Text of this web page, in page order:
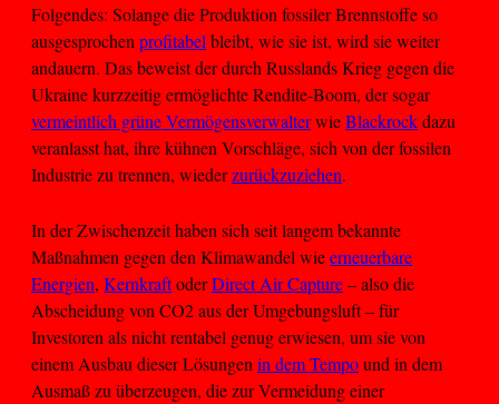
Folgendes: Solange die Produktion fossiler Brennstoffe so
ausgesprochen profitabel bleibt, wie sie ist, wird sie weiter
andauern. Das beweist der durch Russlands Krieg gegen die
Ukraine kurzzeitig ermöglichte Rendite-Boom, der sogar
vermeintlich grüne VermögensverwalterwieBlackrockdazu
veranlasst hat, ihre kühnen Vorschläge, sich von der fossilen
Industrie zu trennen, wiederzurückzuziehen.
In der Zwischenzeit haben sich seit langem bekannte
Maßnahmen gegen den Klimawandel wieerneuerbare
Energien, KernkraftoderDirect Air Capture– also die
Abscheidung von CO2 aus der Umgebungsluft – für
Investoren als nicht rentabel genug erwiesen, um sie von
einem Ausbau dieser Lösungen in dem Tempound in dem
Ausmaß zu überzeugen, die zur Vermeidung einer